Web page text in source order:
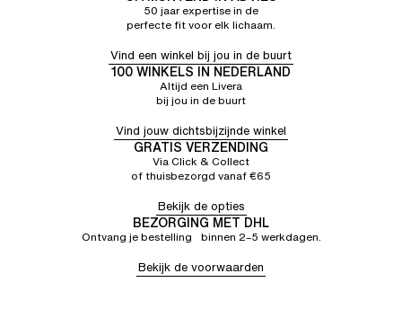
50 jaar expertise in de
perfecte fit voor elk lichaam.
Vind een winkel bij jou in de buurt
100 WINKELS IN NEDERLAND
Altijd een Livera
bij jou in de buurt
Vind jouw dichtsbijzijnde winkel
GRATIS VERZENDING
Via Click & Collect
of thuisbezorgd vanaf €65
Bekijk de opties
BEZORGING MET DHL
Ontvang je bestelling binnen 2–5 werkdagen.
Bekijk de voorwaarden